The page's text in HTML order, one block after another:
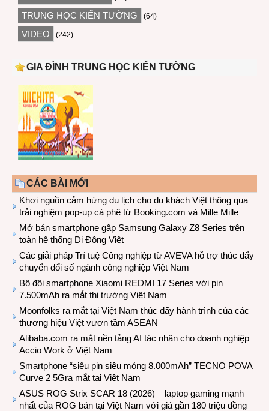
TRUNG HỌC KIẾN TƯỜNG (64)
VIDEO (242)
GIA ĐÌNH TRUNG HỌC KIẾN TƯỜNG
CÁC BÀI MỚI
Khơi nguồn cảm hứng du lịch cho du khách Việt thông qua
trải nghiệm pop-up cà phê từ Booking.com và Mille Mille
Mở bán smartphone gập Samsung Galaxy Z8 Series trên
toàn hệ thống Di Động Việt
Các giải pháp Trí tuệ Công nghiệp từ AVEVA hỗ trợ thúc đẩy
chuyển đổi số ngành công nghiệp Việt Nam
Bộ đôi smartphone Xiaomi REDMI 17 Series với pin
7.500mAh ra mắt thị trường Việt Nam
Moonfolks ra mắt tại Việt Nam thúc đẩy hành trình của các
thương hiệu Việt vươn tầm ASEAN
Alibaba.com ra mắt nền tảng AI tác nhân cho doanh nghiệp
Accio Work ở Việt Nam
Smartphone “siêu pin siêu mỏng 8.000mAh” TECNO POVA
Curve 2 5Gra mắt tại Việt Nam
ASUS ROG Strix SCAR 18 (2026) – laptop gaming mạnh
nhất của ROG bán tại Việt Nam với giá gần 180 triệu đồng